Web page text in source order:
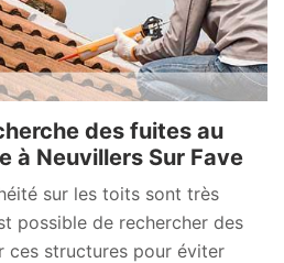
des fuites au
à Neuvillers Sur Fave
sur les toits sont très
possible de rechercher des
ces structures pour éviter